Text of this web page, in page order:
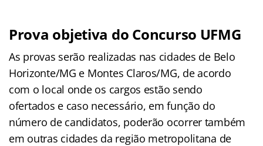
Prova objetiva do Concurso UFMG
As provas serão realizadas nas cidades de Belo
Horizonte/MG e Montes Claros/MG, de acordo
com o local onde os cargos estão sendo
ofertados e caso necessário, em função do
número de candidatos, poderão ocorrer também
em outras cidades da região metropolitana de